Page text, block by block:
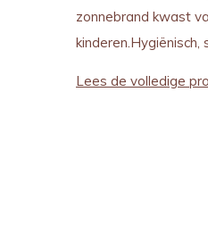
zonnebrand kwast
Lees de volledige